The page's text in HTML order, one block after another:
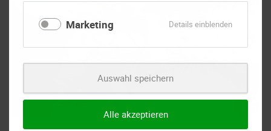
Marketing Details einblendenfür
Auswahl speichern
Alle akzeptieren